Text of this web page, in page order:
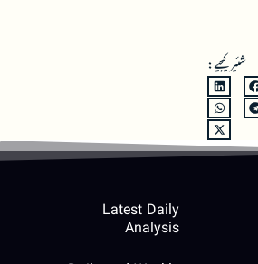
شئیر کیجیے:
Latest Daily
Analysis